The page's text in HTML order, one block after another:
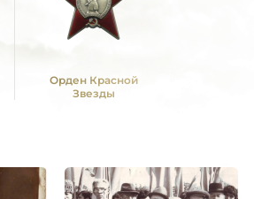
Орден Красной
Звезды